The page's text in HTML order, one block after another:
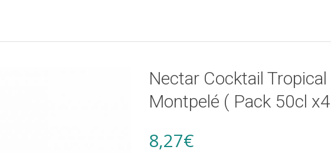
Nectar Cocktail
Montpelé ( Pack 50cl
8,27€